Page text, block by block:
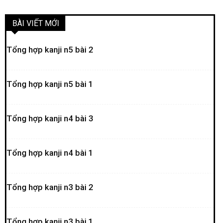
BÀI VIẾT MỚI
Tổng hợp kanji n5 bài 2
Tổng hợp kanji n5 bài 1
Tổng hợp kanji n4 bài 3
Tổng hợp kanji n4 bài 1
Tổng hợp kanji n3 bài 2